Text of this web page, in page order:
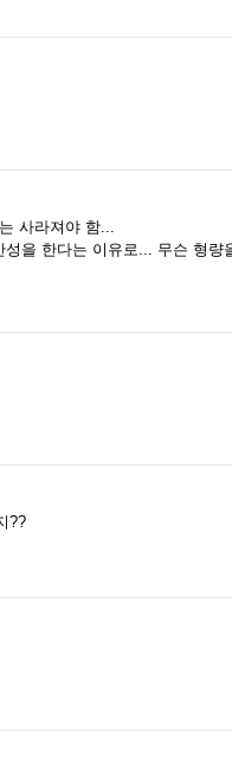
사라져야 함...
을 한다는 이유로... 무슨 형
??